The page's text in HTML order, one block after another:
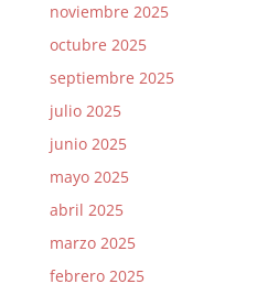
noviembre 2025
octubre 2025
septiembre 2025
julio 2025
junio 2025
mayo 2025
abril 2025
marzo 2025
febrero 2025